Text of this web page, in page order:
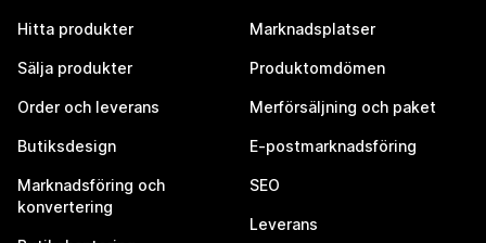
Hitta produkter
Sälja produkter
Order och leverans
Butiksdesign
Marknadsföring och
konvertering
Marknadsplatser
Produktomdömen
Merförsäljning och paket
E-postmarknadsföring
SEO
Leverans